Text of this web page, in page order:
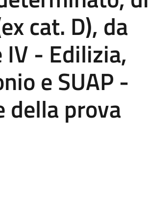
cat. D), da
- Edilizia,
e SUAP -
della prova